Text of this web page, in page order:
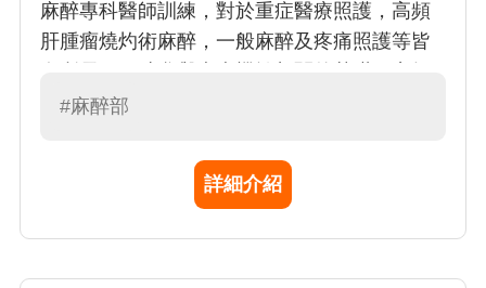
麻醉專科醫師訓練，對於重症醫療照護，高頻
肝腫瘤燒灼術麻醉，一般麻醉及疼痛照護等皆
域。
#麻醉部
詳細介紹